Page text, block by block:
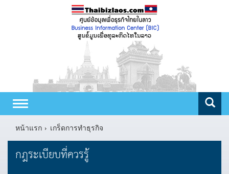
Toggle
navigation
หน้าแรก
เกร็ดการทำธุรกิจ
กฎระเบียบที่ควรรู้